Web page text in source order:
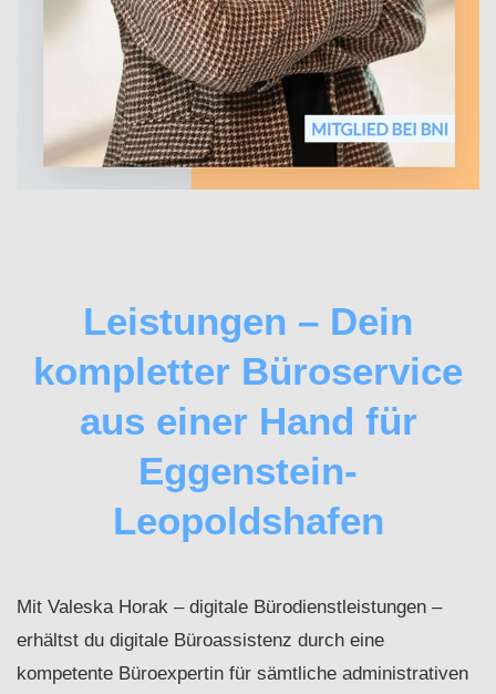
Leistungen – Dein
kompletter Büroservice
aus einer Hand für
Eggenstein-
Leopoldshafen
Mit Valeska Horak – digitale Bürodienstleistungen –
erhältst du digitale Büroassistenz durch eine
kompetente Büroexpertin für sämtliche administrativen